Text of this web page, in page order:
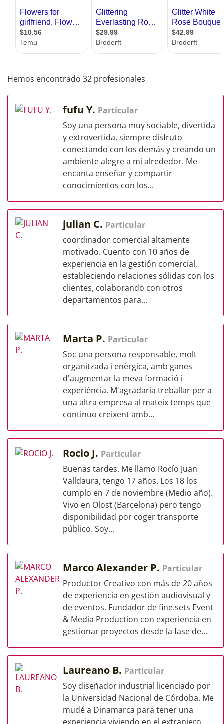
Hemos encontrado 32 profesionales
fufu Y. Particular
Soy una persona muy sociable, divertida
y extrovertida, siempre disfruto
conectando con los demás y creando un
ambiente alegre a mi alrededor. Me
encanta enseñar y compartir
conocimientos con los...
julian C. Particular
coordinador comercial altamente
motivado. Cuento con 10 años de
experiencia en la gestión comercial,
estableciendo relaciones sólidas con los
clientes, colaborando con otros
departamentos para...
Marta P. Particular
Soc una persona responsable, molt
organitzada i enèrgica, amb ganes
d'augmentar la meva formació i
experiència. M'agradaria treballar per a
una altra empresa al mateix temps que
continuo creixent amb...
Rocio J. Particular
Buenas tardes. Me llamo Rocío Juan
Valldaura, tengo 17 años. Los 18 los
cumplo en 7 de noviembre (Medio año).
Vivo en Olost (Barcelona) pero tengo
disponibilidad por coger transporte
público. Soy...
Marco Alexander P. Particular
Productor Creativo con más de 20 años
de experiencia en gestión audiovisual y
de eventos. Fundador de fine.sets Event
& Media Production con experiencia en
gestionar proyectos desde la fase de...
Laureano B. Particular
Soy diseñador industrial licenciado por
la Universidad Nacional de Córdoba. Me
mudé a Dinamarca para tener una